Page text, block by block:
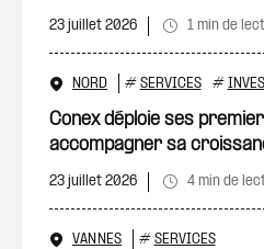
23 juillet 2026 1 min de
NORD # SERVICES #
Conex déploie ses
accompagner sa
23 juillet 2026 4 min de
VANNES # SERVICES